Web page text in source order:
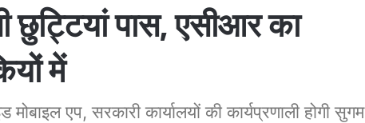
छुट्टियां पास, एसीआर का
में
मोबाइल एप, सरकारी कार्यालयों की कार्यप्रणाली होगी सुगम